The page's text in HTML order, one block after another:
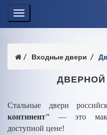
Toggle
navigation
Входные двери
ДВЕРНОЙ
Стальные двери
континент"
— это
доступной цене!